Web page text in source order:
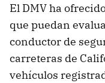
El DMV ha
que puedan
conductor de
carreteras de
vehículos